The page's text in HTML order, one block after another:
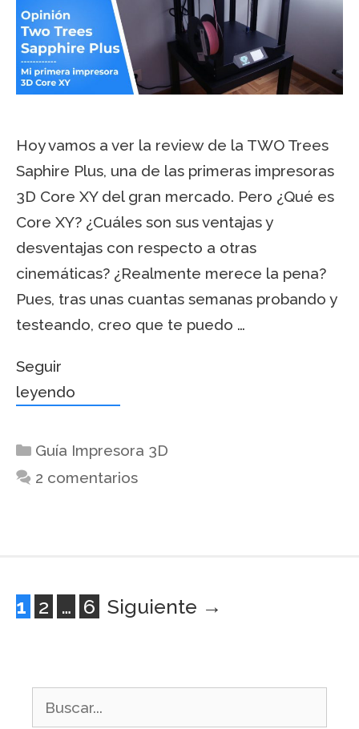
Hoy vamos a ver la review de la TWO Trees
Saphire Plus, una de las primeras impresoras
3D Core XY del gran mercado. Pero ¿Qué es
Core XY? ¿Cuáles son sus ventajas y
desventajas con respecto a otras
cinemáticas? ¿Realmente merece la pena?
Pues, tras unas cuantas semanas probando y
testeando, creo que te puedo …
Seguir
leyendo
Guía Impresora 3D
2 comentarios
1 2 … 6 Siguiente →